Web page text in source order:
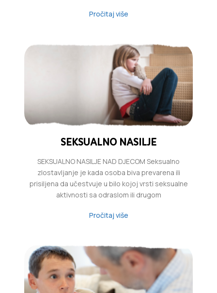
Pročitaj više
SEKSUALNO NASILJE
SEKSUALNO NASILJE NAD DJECOM Seksualno
zlostavljanje je kada osoba biva prevarena ili
prisiljena da učestvuje u bilo kojoj vrsti seksualne
aktivnosti sa odraslom ili drugom
Pročitaj više